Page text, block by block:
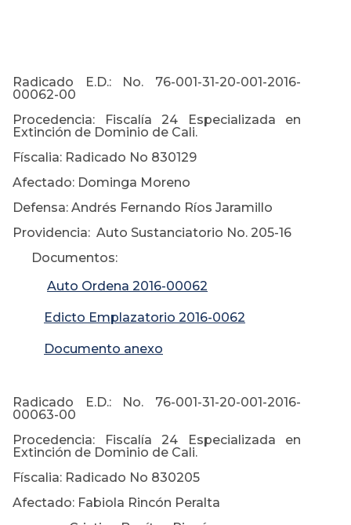
Radicado E.D.: No. 76-001-31-20-001-2016-
00062-00
Procedencia: Fiscalía 24 Especializada en
Extinción de Dominio de Cali.
Físcalia: Radicado No 830129
Afectado: Dominga Moreno
Defensa: Andrés Fernando Ríos Jaramillo
Providencia: Auto Sustanciatorio No. 205-16
Documentos:
Auto Ordena 2016-00062
Edicto Emplazatorio 2016-0062
Documento anexo
Radicado E.D.: No. 76-001-31-20-001-2016-
00063-00
Procedencia: Fiscalía 24 Especializada en
Extinción de Dominio de Cali.
Físcalia: Radicado No 830205
Afectado: Fabiola Rincón Peralta